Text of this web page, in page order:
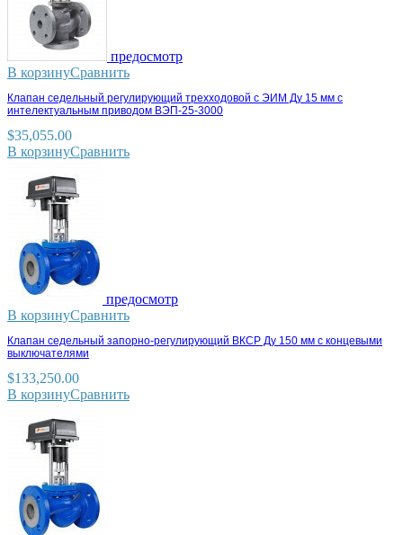
предосмотр
В корзинуСравнить
Клапан седельный регулирующий трехходовой с ЭИМ Ду 15 мм с
интелектуальным приводом ВЭП-25-3000
$35,055.00
В корзинуСравнить
предосмотр
В корзинуСравнить
Клапан седельный запорно-регулирующий ВКСР Ду 150 мм с концевыми
выключателями
$133,250.00
В корзинуСравнить